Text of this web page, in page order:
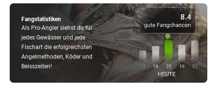
Fangstatistiken
Als Pro-Angler siehst du für
jedes Gewässer und jede
Fischart die erfolgreichsten
Angelmethoden, Köder und
Beisszeiten!